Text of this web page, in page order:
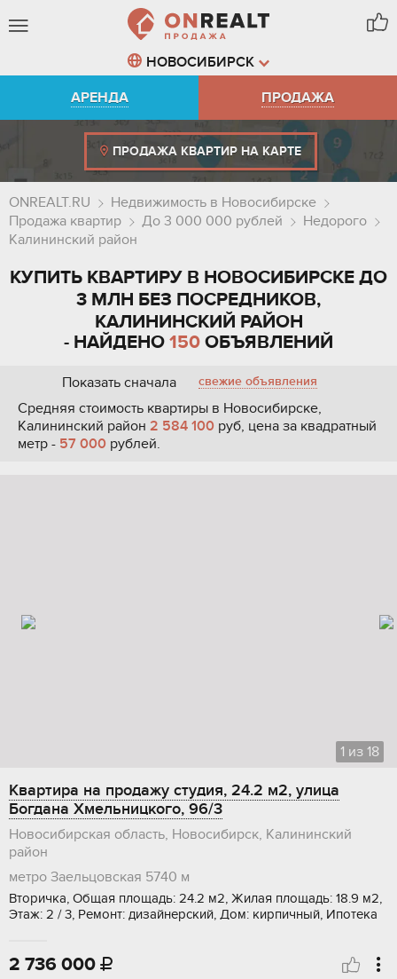
НОВОСИБИРСК
АРЕНДА
ПРОДАЖА
ПРОДАЖА КВАРТИР НА КАРТЕ
ONREALT.RU
Недвижимость в Новосибирске
Продажа квартир
До 3 000 000 рублей
Недорого
Калининский район
КУПИТЬ КВАРТИРУ В НОВОСИБИРСКЕ ДО
3 МЛН БЕЗ ПОСРЕДНИКОВ,
КАЛИНИНСКИЙ РАЙОН
- НАЙДЕНО 150 ОБЪЯВЛЕНИЙ
Показать сначала свежие объявления
Средняя стоимость квартиры в Новосибирске,
Калининский район 2 584 100 руб, цена за квадратный
метр - 57 000 рублей.
1 из 18
Квартира на продажу студия, 24.2 м2, улица
Богдана Хмельницкого, 96/3
Новосибирская область, Новосибирск, Калининский
район
метро Заельцовская 5740 м
Вторичка, Общая площадь: 24.2 м2, Жилая площадь: 18.9 м2,
Этаж: 2 / 3, Ремонт: дизайнерский, Дом: кирпичный, Ипотека
2 736 000 